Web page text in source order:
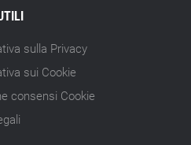
sulla Privacy
sui Cookie
consensi Cookie